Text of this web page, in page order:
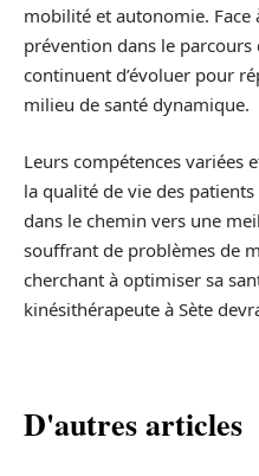
mobilité et autonomie. Face
prévention dans le
continuent d’évoluer pour
milieu de santé dynamique.
Leurs compétences variées
la qualité de vie des
dans le chemin vers une
souffrant de problèmes de
cherchant à optimiser sa
kinésithérapeute à Sète
D'autres articles